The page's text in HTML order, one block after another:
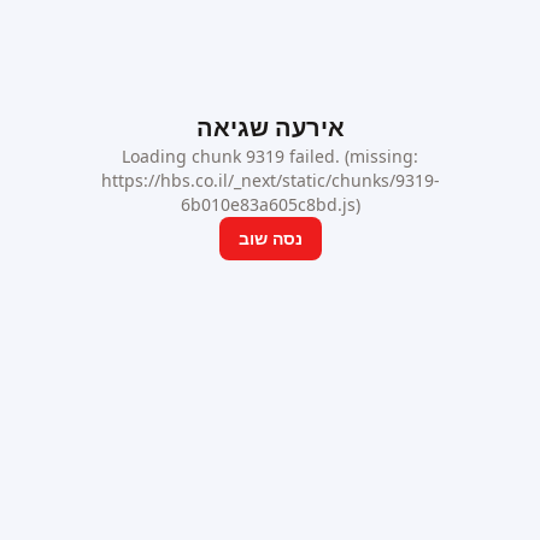
אירעה שגיאה
Loading chunk 9319 failed. (missing:
https://hbs.co.il/_next/static/chunks/9319-
6b010e83a605c8bd.js)